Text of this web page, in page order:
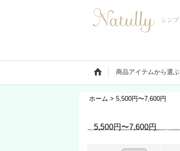
商品アイテムから選ぶ
ホーム > 5,500円〜7,600円
5,500円〜7,600円